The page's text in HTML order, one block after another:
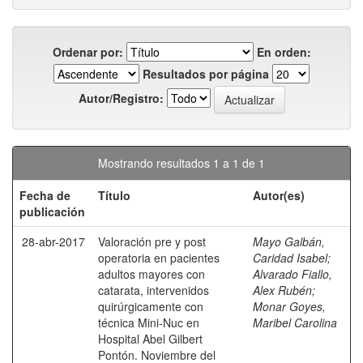
Ordenar por:
En orden:
Resultados por página
Autor/Registro:
Mostrando resultados 1 a 1 de 1
Fecha de
publicación
Título Autor(es)
28-abr-2017
Valoración pre y post
operatoria en pacientes
adultos mayores con
catarata, intervenidos
quirúrgicamente con
técnica Mini-Nuc en
Hospital Abel Gilbert
Pontón. Noviembre del
Mayo Galbán,
Caridad Isabel;
Alvarado Fiallo,
Alex Rubén;
Monar Goyes,
Maribel Carolina